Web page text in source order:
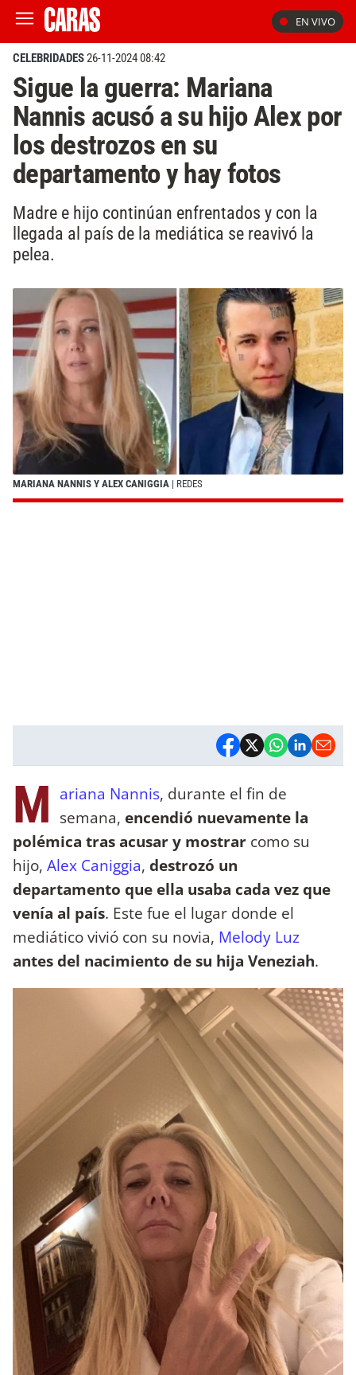
EN VIVO
CELEBRIDADES26-11-2024 08:42
Sigue la guerra: Mariana
Nannis acusó a su hijo Alex por
los destrozos en su
departamento y hay fotos
Madre e hijo continúan enfrentados y con la
llegada al país de la mediática se reavivó la
pelea.
MARIANA NANNIS Y ALEX CANIGGIA | REDES
M ariana Nannis, durante el fin de
semana, encendió nuevamente la
polémica tras acusar y mostrar como su
hijo, Alex Caniggia, destrozó un
departamento que ella usaba cada vez que
venía al país. Este fue el lugar donde el
mediático vivió con su novia, Melody Luz
antes del nacimiento de su hija Veneziah.